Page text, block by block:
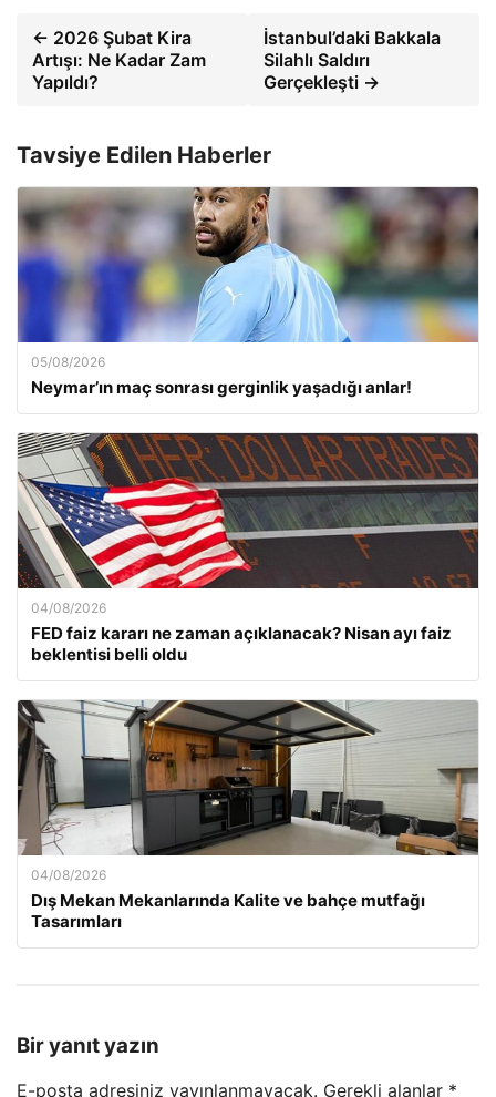
← 2026 Şubat Kira
Artışı: Ne Kadar Zam
Yapıldı?
İstanbul’daki Bakkala
Silahlı Saldırı
Gerçekleşti →
Tavsiye Edilen Haberler
05/08/2026
Neymar’ın maç sonrası gerginlik yaşadığı anlar!
04/08/2026
FED faiz kararı ne zaman açıklanacak? Nisan ayı faiz
beklentisi belli oldu
04/08/2026
Dış Mekan Mekanlarında Kalite ve bahçe mutfağı
Tasarımları
Bir yanıt yazın
E-posta adresiniz yayınlanmayacak. Gerekli alanlar *